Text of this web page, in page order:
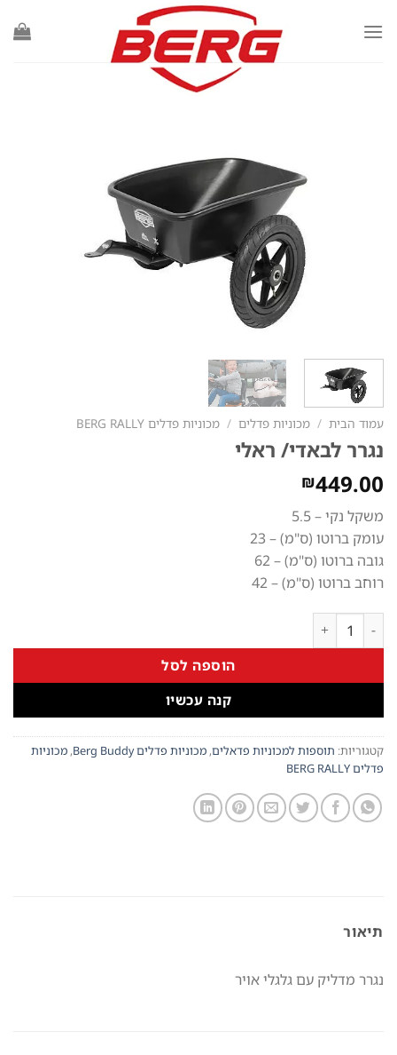
עמוד הבית / מכוניות פדלים / מכוניות פדלים BERG RALLY
נגרר לבאדי/ ראלי
₪449.00
משקל נקי – 5.5
עומק ברוטו (ס"מ) – 23
גובה ברוטו (ס"מ) – 62
רוחב ברוטו (ס"מ) – 42
כמות של נגרר לבאדי/ ראלי
הוספה לסל
קנה עכשיו
קטגוריות: תוספות למכוניות פדאלים, מכוניות פדלים Berg Buddy , מכוניות
פדלים BERG RALLY
תיאור
נגרר מדליק עם גלגלי אויר